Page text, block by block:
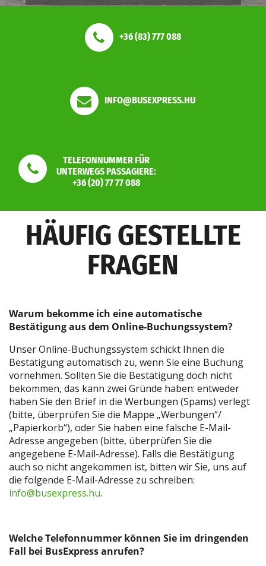
+36 (83) 777 088
INFO@BUSEXPRESS.HU
TELEFONNUMMER FÜR
UNTERWEGS PASSAGIERE:
+36 (20) 77 77 088
HÄUFIG GESTELLTE
FRAGEN
Warum bekomme ich eine automatische
Bestätigung aus dem Online-Buchungssystem?
Unser Online-Buchungssystem schickt Ihnen die
Bestätigung automatisch zu, wenn Sie eine Buchung
vornehmen. Sollten Sie die Bestätigung doch nicht
bekommen, das kann zwei Gründe haben: entweder
haben Sie den Brief in die Werbungen (Spams) verlegt
(bitte, überprüfen Sie die Mappe „Werbungen“/
„Papierkorb“), oder Sie haben eine falsche E-Mail-
Adresse angegeben (bitte, überprüfen Sie die
angegebene E-Mail-Adresse). Falls die Bestätigung
auch so nicht angekommen ist, bitten wir Sie, uns auf
die folgende E-Mail-Adresse zu schreiben:
info@busexpress.hu.
Welche Telefonnummer können Sie im dringenden
Fall bei BusExpress anrufen?